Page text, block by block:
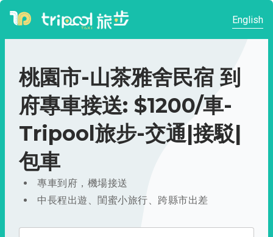
English
桃園市-山茶雅舍民宿 到
府專車接送: $1200/車-
Tripool旅步-交通|接駁|
包車
專車到府，機場接送
中長程出遊、閨蜜小旅行、跨縣市出差